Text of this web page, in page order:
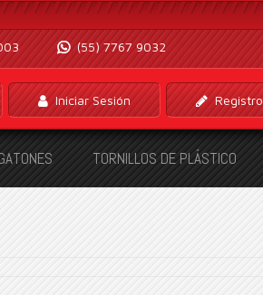
(55) 7767 9032
Iniciar Sesión Registro
TORNILLOS DE PLÁSTICO